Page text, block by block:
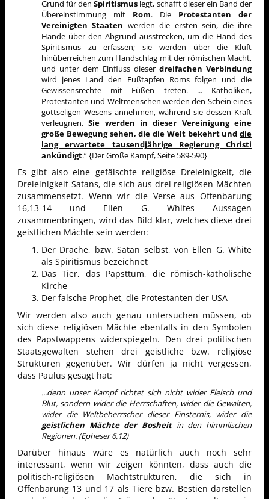
Grund für denSpiritismus legt, schafft dieser ein Band der
Übereinstimmung mit Rom. Die Protestanten der
Vereinigten Staaten werden die ersten sein, die ihre
Hände über den Abgrund ausstrecken, um die Hand des
Spiritismus zu erfassen; sie werden über die Kluft
hinüberreichen zum Handschlag mit der römischen Macht,
und unter dem Einfluss dieser dreifachen Verbindung
wird jenes Land den Fußtapfen Roms folgen und die
Gewissensrechte mit Füßen treten. ... Katholiken,
Protestanten und Weltmenschen werden den Schein eines
gottseligen Wesens annehmen, während sie dessen Kraft
verleugnen.Sie werden in dieser Vereinigung eine
große Bewegung sehen, die die Welt bekehrt und die
lang erwartete tausendjährige Regierung Christi
ankündigt.“ {Der Große Kampf, Seite 589-590}
Es gibt also eine gefälschte religiöse Dreieinigkeit, die
Dreieinigkeit Satans, die sich aus drei religiösen Mächten
zusammensetzt. Wenn wir die Verse aus Offenbarung
16,13-14 und Ellen G. Whites Aussagen
zusammenbringen, wird das Bild klar, welches diese drei
geistlichen Mächte sein werden:
Der Drache, bzw. Satan selbst, von Ellen G. White
als Spiritismus bezeichnet
Das Tier, das Papsttum, die römisch-katholische
Kirche
Der falsche Prophet, die Protestanten der USA
Wir werden also auch genau untersuchen müssen, ob
sich diese religiösen Mächte ebenfalls in den Symbolen
des Papstwappens widerspiegeln. Den drei politischen
Staatsgewalten stehen drei geistliche bzw. religiöse
Strukturen gegenüber. Wir dürfen ja nicht vergessen,
dass Paulus gesagt hat:
...denn unser Kampf richtet sich nicht wider Fleisch und
Blut, sondern wider die Herrschaften, wider die Gewalten,
wider die Weltbeherrscher dieser Finsternis, wider die
geistlichen Mächte der Bosheitin den himmlischen
Regionen. (Epheser 6,12)
Darüber hinaus wäre es natürlich auch noch sehr
interessant, wenn wir zeigen könnten, dass auch die
politisch-religiösen Machtstrukturen, die sich in
Offenbarung 13 und 17 als Tiere bzw. Bestien darstellen